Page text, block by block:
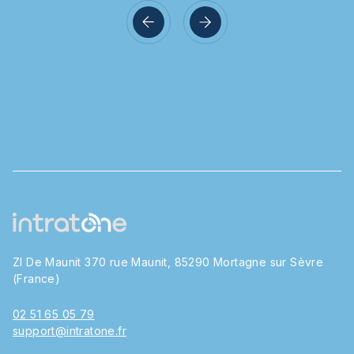
ZI De Maunit 370 rue Maunit, 85290 Mortagne sur Sèvre
(France)
02 51 65 05 79
support@intratone.fr